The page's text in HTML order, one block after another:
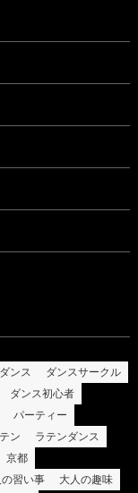
ダンス
ダンスサークル
ダンス初心者
パーティー
ン
ラテンダンス
京都
の習い事 大人の趣味